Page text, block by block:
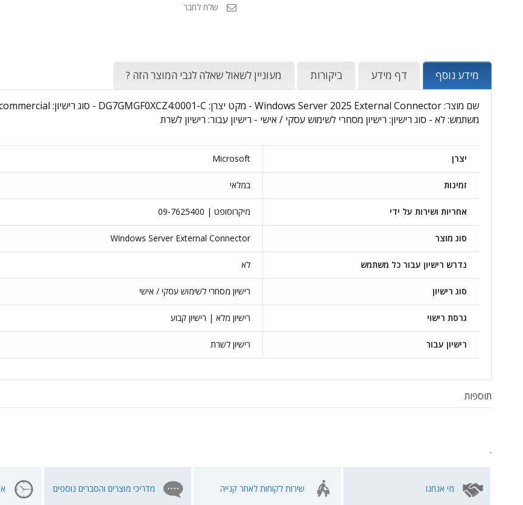
שלח לחבר
מידע נוסף דף מידע ביקורות מעוניין לשאול שאלה לגבי המוצר הזה ?
משתמש: לא - סוג רישיון: רישיון מסחרי לשימוש עסקי / אישי - רישיון עבור: רישיון לשרת
יצרן Microsoft
זמינות במלאי
אחריות ושירות על ידי מיקרוסופט | 09-7625400
סוג מוצר Windows Server External Connector
נדרש רישיון עבור כל משתמש לא
סוג רישיון רישיון מסחרי לשימוש עסקי / אישי
גרסת רישוי רישיון מלא | רישיון קבוע
רישיון עבור רישיון לשרת
תוספות
.
מי אנחנו שירות לקוחות לאחר קנייה מדריכי מוצרים והסברים נוספים